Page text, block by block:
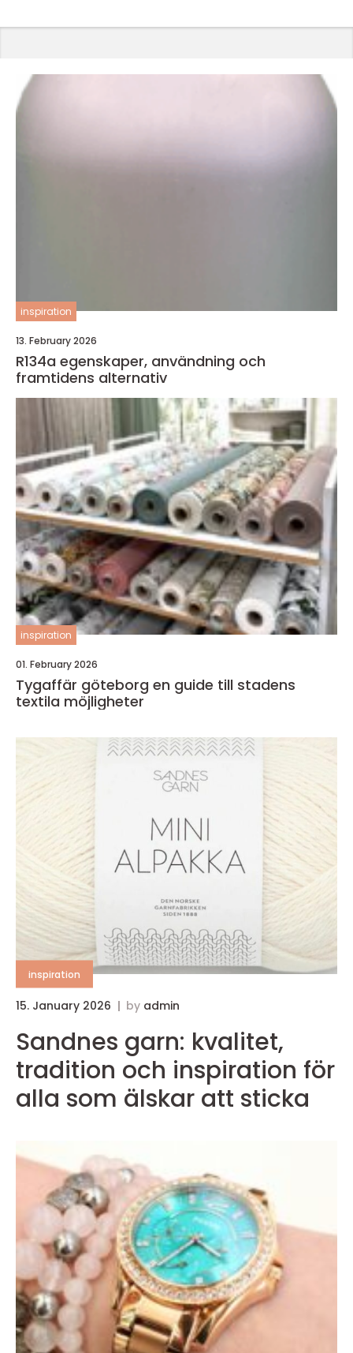
inspiration
13. February 2026
R134a egenskaper, användning och
framtidens alternativ
inspiration
01. February 2026
Tygaffär göteborg en guide till stadens
textila möjligheter
inspiration
15. January 2026 by admin
Sandnes garn: kvalitet,
tradition och inspiration för
alla som älskar att sticka